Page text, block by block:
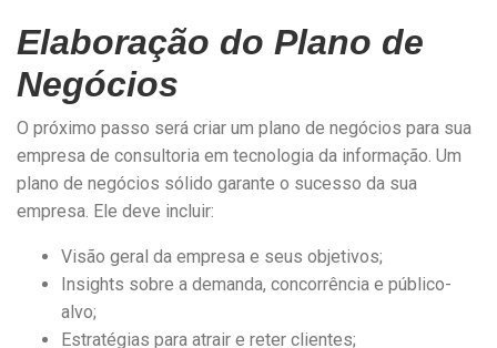
Elaboração do Plano de
Negócios
O próximo passo será criar um plano de negócios para sua
empresa de consultoria em tecnologia da informação. Um
plano de negócios sólido garante o sucesso da sua
empresa. Ele deve incluir:
Visão geral da empresa e seus objetivos;
Insights sobre a demanda, concorrência e público-
alvo;
Estratégias para atrair e reter clientes;